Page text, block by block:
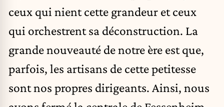
ceux qui nient cette grandeur et ceux
qui orchestrent sa déconstruction. La
grande nouveauté de notre ère est que,
parfois, les artisans de cette petitesse
sont nos propres dirigeants. Ainsi, nous